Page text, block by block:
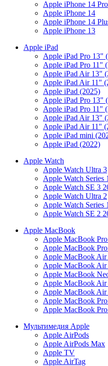
Apple iPhone 14
Apple iPhone 14
Apple iPhone 14
Apple iPhone 13
Apple iPad
Apple iPad Pro 13"
Apple iPad Pro 11"
Apple iPad Air 13"
Apple iPad Air 11"
Apple iPad (2025)
Apple iPad Pro 13"
Apple iPad Pro 11"
Apple iPad Air 13"
Apple iPad Air 11"
Apple iPad mini
Apple iPad (2022)
Apple Watch
Apple Watch Ultra 3
Apple Watch Series
Apple Watch SE 3
Apple Watch Ultra 2
Apple Watch Series
Apple Watch SE 2
Apple MacBook
Apple MacBook
Apple MacBook
Apple MacBook
Apple MacBook
Apple MacBook
Apple MacBook
Apple MacBook
Apple MacBook
Apple MacBook
Мультимедия Apple
Apple AirPods
Apple AirPods Max
Apple TV
Apple AirTag